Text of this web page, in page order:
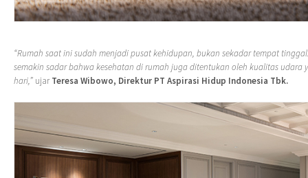
“Rumah saat ini sudah menjadi pusat kehidupan, bukan sekadar tempat
semakin sadar bahwa kesehatan di rumah juga ditentukan oleh kualitas udara
hari,” ujar Teresa Wibowo, Direktur PT Aspirasi Hidup Indonesia Tbk.